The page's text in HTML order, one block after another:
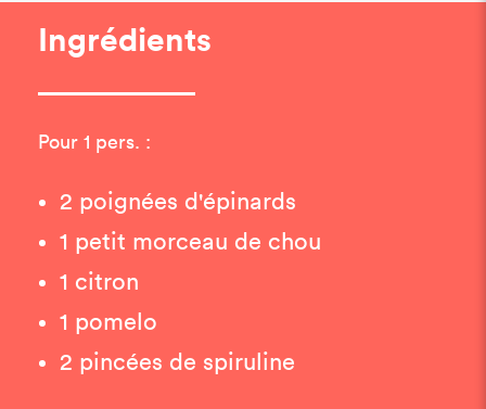
Ingrédients
Pour 1 pers. :
2 poignées d'épinards
1 petit morceau de chou
1 citron
1 pomelo
2 pincées de spiruline